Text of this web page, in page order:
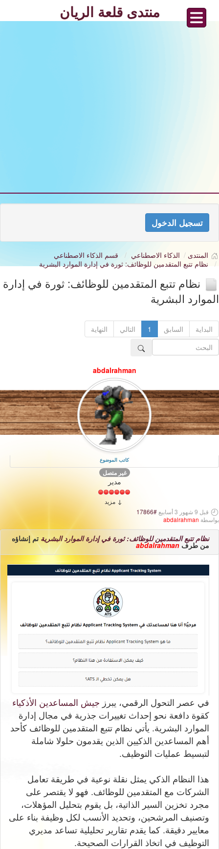
منتدى قلعة الريان
تسجيل الدخول
المنتدى الذكاء الاصطناعي
قسم الذكاء الاصطناعي
نظام تتبع المتقدمين للوظائف: ثورة في إدارة الموارد البشرية
نظام تتبع المتقدمين للوظائف: ثورة في إدارة
الموارد البشرية
البداية السابق 1 التالي النهاية
abdalrahman
كاتب الموضوع
غير متصل
مدير
مزيد
قبل 9 شهور 3 أسابيع
#17866
بواسطة abdalrahman
نظام تتبع المتقدمين للوظائف: ثورة في إدارة الموارد البشرية تم إنشاؤه
من طرف abdalrahman
في عصر التحول الرقمي، يبرز جيش المساعدين الأذكياء
كقوة دافعة نحو إحداث تغييرات جذرية في مجال إدارة
الموارد البشرية. يأتي نظام تتبع المتقدمين للوظائف كأحد
أهم المساعدين الذكيين الذين يقدمون حلولا شاملة
لتبسيط عمليات التوظيف.
هذا النظام الذكي يمثل نقلة نوعية في طريقة تعامل
الشركات مع المتقدمين للوظائف. فهو لا يقتصر على
مجرد تخزين السير الذاتية، بل يقوم بتحليل المؤهلات،
وتصنيف المرشحين، وتحديد الأنسب لكل وظيفة بناء على
معايير دقيقة. كما يقدم تقارير تحليلية تساعد مديري
التوظيف في اتخاذ القرارات الصحيحة.